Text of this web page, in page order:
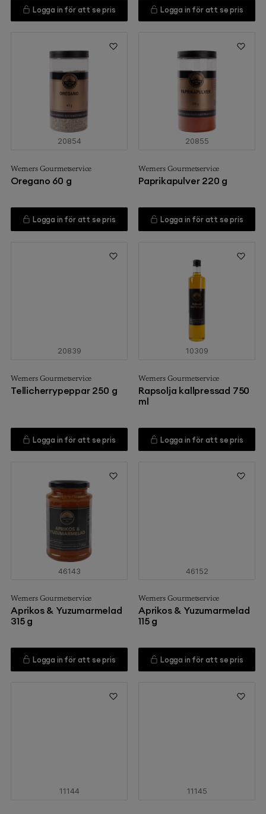
Logga in för att se pris Logga in för att se pris
20854
Werners Gourmetservice
Oregano 60 g
Logga in för att se pris
20855
Werners Gourmetservice
Paprikapulver 220 g
Logga in för att se pris
20839
Werners Gourmetservice
Tellicherrypeppar 250 g
Logga in för att se pris
10309
Werners Gourmetservice
Rapsolja kallpressad 750
ml
Logga in för att se pris
46143
Werners Gourmetservice
Aprikos & Yuzumarmelad
315 g
Logga in för att se pris
46152
Werners Gourmetservice
Aprikos & Yuzumarmelad
115 g
Logga in för att se pris
11144 11145